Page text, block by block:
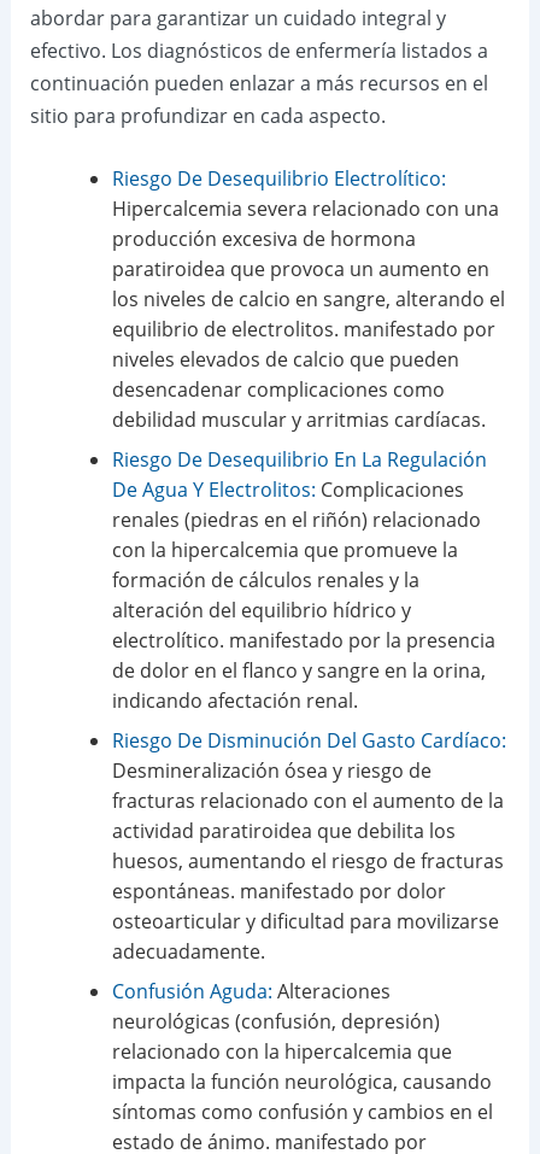
abordar para garantizar un cuidado integral y
efectivo. Los diagnósticos de enfermería listados a
continuación pueden enlazar a más recursos en el
sitio para profundizar en cada aspecto.
Riesgo De Desequilibrio Electrolítico:
Hipercalcemia severa relacionado con una
producción excesiva de hormona
paratiroidea que provoca un aumento en
los niveles de calcio en sangre, alterando el
equilibrio de electrolitos. manifestado por
niveles elevados de calcio que pueden
desencadenar complicaciones como
debilidad muscular y arritmias cardíacas.
Riesgo De Desequilibrio En La Regulación
De Agua Y Electrolitos: Complicaciones
renales (piedras en el riñón) relacionado
con la hipercalcemia que promueve la
formación de cálculos renales y la
alteración del equilibrio hídrico y
electrolítico. manifestado por la presencia
de dolor en el flanco y sangre en la orina,
indicando afectación renal.
Riesgo De Disminución Del Gasto Cardíaco:
Desmineralización ósea y riesgo de
fracturas relacionado con el aumento de la
actividad paratiroidea que debilita los
huesos, aumentando el riesgo de fracturas
espontáneas. manifestado por dolor
osteoarticular y dificultad para movilizarse
adecuadamente.
Confusión Aguda: Alteraciones
neurológicas (confusión, depresión)
relacionado con la hipercalcemia que
impacta la función neurológica, causando
síntomas como confusión y cambios en el
estado de ánimo. manifestado por